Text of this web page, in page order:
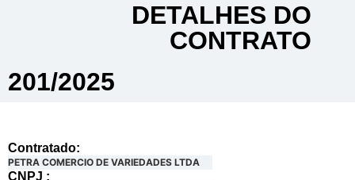
DETALHES DO
CONTRATO​
201/2025
Contratado:
PETRA COMERCIO DE VARIEDADES LTDA
CNPJ :